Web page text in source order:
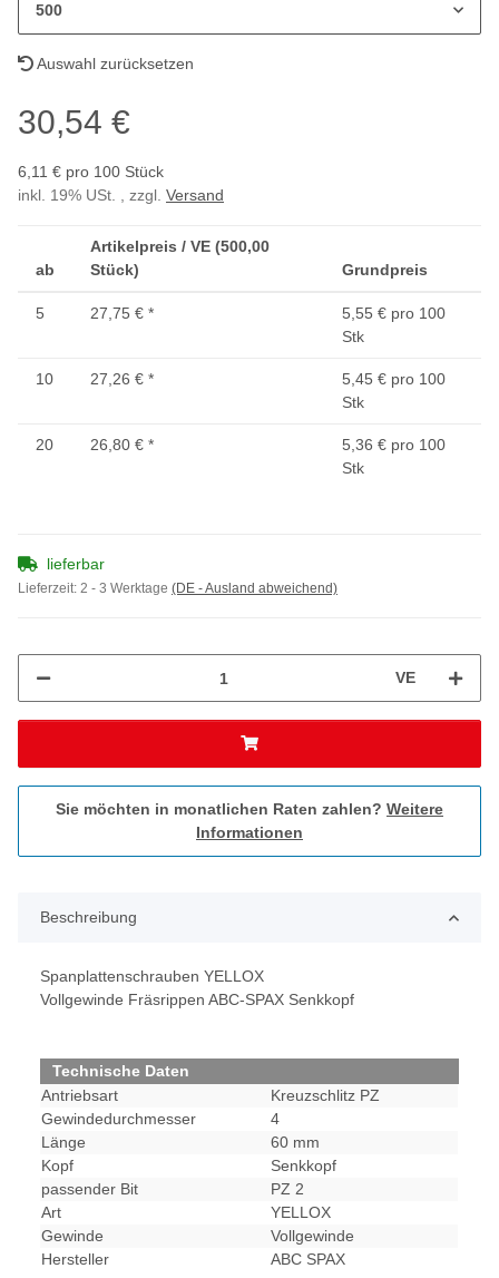
500
Auswahl zurücksetzen
30,54 €
6,11 € pro 100 Stück
inkl. 19% USt. , zzgl. Versand
ab
Artikelpreis / VE (500,00
Stück)
Grundpreis
5 27,75 € *
5,55 € pro 100
Stk
10 27,26 € *
5,45 € pro 100
Stk
20 26,80 € *
5,36 € pro 100
Stk
lieferbar
Lieferzeit: 2 - 3 Werktage (DE - Ausland abweichend)
VE
Sie möchten in monatlichen Raten zahlen? Weitere
Informationen
Beschreibung
Spanplattenschrauben YELLOX
Vollgewinde Fräsrippen ABC-SPAX Senkkopf
Technische Daten
Antriebsart
Kreuzschlitz PZ
Gewindedurchmesser
4
Länge
60 mm
Kopf
Senkkopf
passender Bit
PZ 2
Art
YELLOX
Gewinde
Vollgewinde
Hersteller
ABC SPAX